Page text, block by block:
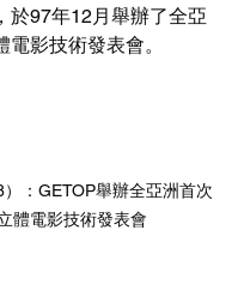
於97年12月舉辦了全亞
影技術發表會。
：GETOP舉辦全亞洲首次
體電影技術發表會